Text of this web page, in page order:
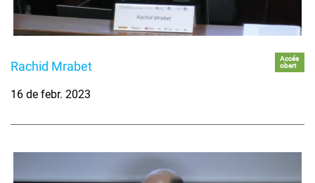
Rachid Mrabet
Accés
obert
16 de febr. 2023